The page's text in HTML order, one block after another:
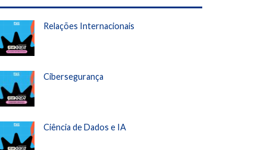
Relações Internacionais
Cibersegurança
Ciência de Dados e IA